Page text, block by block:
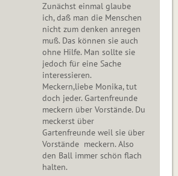
Zunächst einmal glaube
ich, daß man die Menschen
nicht zum denken anregen
muß. Das können sie auch
ohne Hilfe. Man sollte sie
jedoch für eine Sache
interessieren.
Meckern,liebe Monika, tut
doch jeder. Gartenfreunde
meckern über Vorstände. Du
meckerst über
Gartenfreunde weil sie über
Vorstände meckern. Also
den Ball immer schön flach
halten.